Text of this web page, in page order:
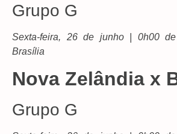
Grupo G
Sexta-feira, 26 de junho | 0h00
Brasília
Nova Zelândia x
Grupo G